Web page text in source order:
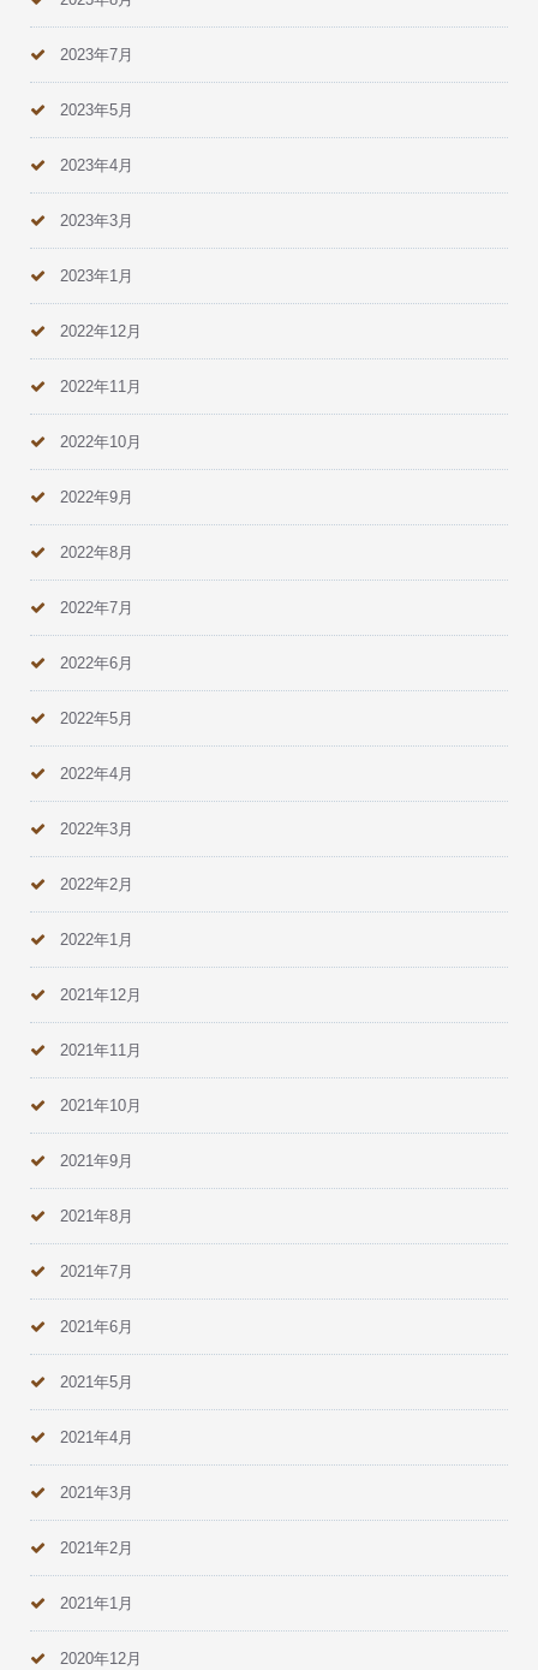
2023年7月
2023年5月
2023年4月
2023年3月
2023年1月
2022年12月
2022年11月
2022年10月
2022年9月
2022年8月
2022年7月
2022年6月
2022年5月
2022年4月
2022年3月
2022年2月
2022年1月
2021年12月
2021年11月
2021年10月
2021年9月
2021年8月
2021年7月
2021年6月
2021年5月
2021年4月
2021年3月
2021年2月
2021年1月
2020年12月